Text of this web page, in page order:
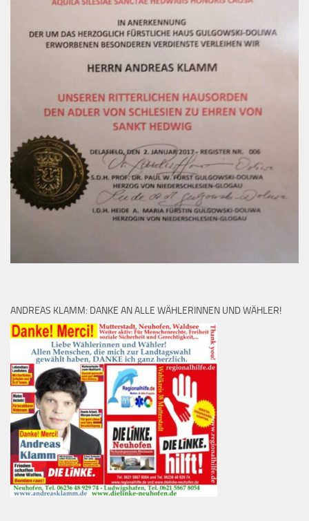
ANDREAS KLAMM: DANKE AN ALLE WÄHLERINNEN UND WÄHLER!